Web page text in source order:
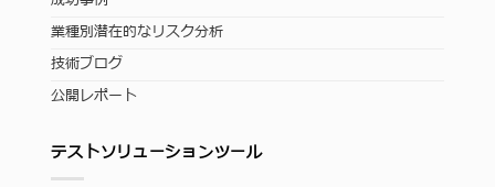
業種別潜在的なリスク分析
技術ブログ
公開レポート
テストソリューションツール